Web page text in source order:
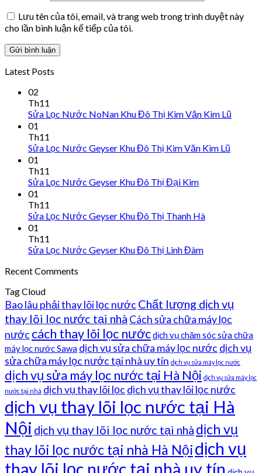
Lưu tên của tôi, email, và trang web trong trình duyệt này
cho lần bình luận kế tiếp của tôi.
Latest Posts
02
Th11
Sửa Lọc Nước NoNan Khu Đô Thị Kim Văn Kim Lũ
01
Th11
Sửa Lọc Nước Geyser Khu Đô Thị Kim Văn Kim Lũ
01
Th11
Sửa Lọc Nước Geyser Khu Đô Thị Đại Kim
01
Th11
Sửa Lọc Nước Geyser Khu Đô Thị Thanh Hà
01
Th11
Sửa Lọc Nước Geyser Khu Đô Thị Linh Đàm
Recent Comments
Tag Cloud
Bao lâu phải thay lõi lọc nước Chất lượng dịch vụ
thay lõi lọc nước tại nhà Cách sửa chữa máy lọc
nước cách thay lõi lọc nướcdịch vụ chăm sóc sửa chữa
máy lọc nước Sawa dịch vụ sửa chữa máy lọc nước dịch vụ
sửa chữa máy lọc nước tại nhà uy tín dịch vụ sửa máy lọc nước
dịch vụ sửa máy lọc nước tại Hà Nội dịch vụ sửa máy lọc
nước tại nhà dịch vụ thay lõi lọc dịch vụ thay lõi lọc nước
dịch vụ thay lõi lọc nước tại Hà
Nội dịch vụ thay lõi lọc nước tại nhà dịch vụ
thay lõi lọc nước tại nhà Hà Nộidịch vụ
thay lõi lọc nước tại nhà uy tín